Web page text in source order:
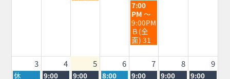
29th
31st
2026
金
曜
日,
7
月
31st
2026
7:00
PM ～
9:00PM
Ｂ(全
面) 31
3 4 5 6 7 8 9
月
休
火
9:00
水
9:00
木
8:00
金
9:00
土
9:00
日
9:00